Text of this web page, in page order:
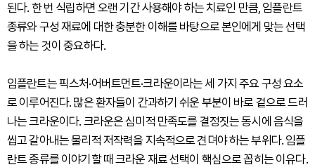
된다. 한 번 식립하면 오랜 기간 사용해야 하는 치료인 만큼, 임플란트
종류와 구성 재료에 대한 충분한 이해를 바탕으로 본인에게 맞는 선택
을 하는 것이 중요하다.
임플란트는 픽스처·어버트먼트·크라운이라는 세 가지 주요 구성 요소
로 이루어진다. 많은 환자들이 간과하기 쉬운 부분이 바로 겉으로 드러
나는 크라운이다. 크라운은 심미적 만족도를 결정짓는 동시에 음식을
씹고 갈아내는 물리적 저작력을 지속적으로 견뎌야 하는 부위다. 임플
란트 종류를 이야기할 때 크라운 재료 선택이 핵심으로 꼽히는 이유다.